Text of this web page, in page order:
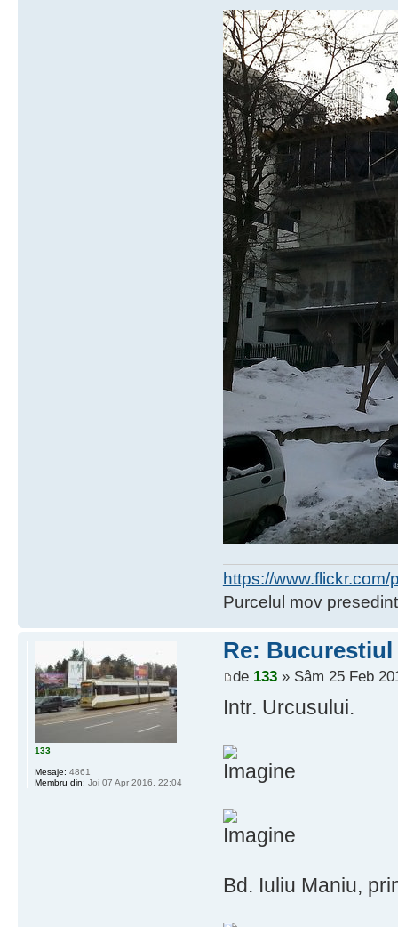
https://
Purcelul mov
Re:
de 133» Sâm 25 Feb
Intr. Urcusului.
Bd. Iuliu Maniu,
133
Mesaje: 4861
Membru din: Joi 07 Apr 2016, 22:04